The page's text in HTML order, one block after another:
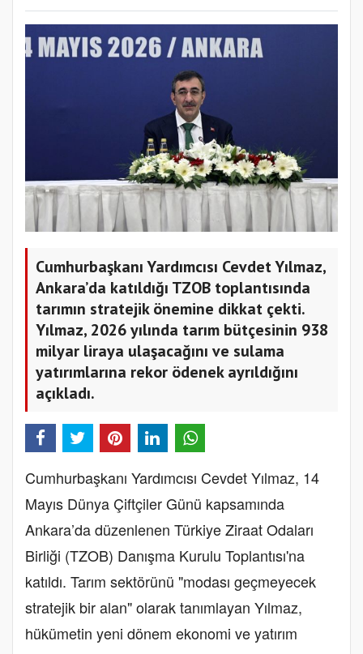
Cumhurbaşkanı Yardımcısı Cevdet Yılmaz,
Ankara’da katıldığı TZOB toplantısında
tarımın stratejik önemine dikkat çekti.
Yılmaz, 2026 yılında tarım bütçesinin 938
milyar liraya ulaşacağını ve sulama
yatırımlarına rekor ödenek ayrıldığını
açıkladı.
Cumhurbaşkanı Yardımcısı Cevdet Yılmaz, 14
Mayıs Dünya Çiftçiler Günü kapsamında
Ankara’da düzenlenen Türkiye Ziraat Odaları
Birliği (TZOB) Danışma Kurulu Toplantısı'na
katıldı. Tarım sektörünü "modası geçmeyecek
stratejik bir alan" olarak tanımlayan Yılmaz,
hükümetin yeni dönem ekonomi ve yatırım